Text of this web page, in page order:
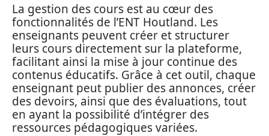
La gestion des cours est au cœur des
fonctionnalités de l’ENT Houtland. Les
enseignants peuvent créer et structurer
leurs cours directement sur la plateforme,
facilitant ainsi la mise à jour continue des
contenus éducatifs. Grâce à cet outil, chaque
enseignant peut publier des annonces, créer
des devoirs, ainsi que des évaluations, tout
en ayant la possibilité d’intégrer des
ressources pédagogiques variées.